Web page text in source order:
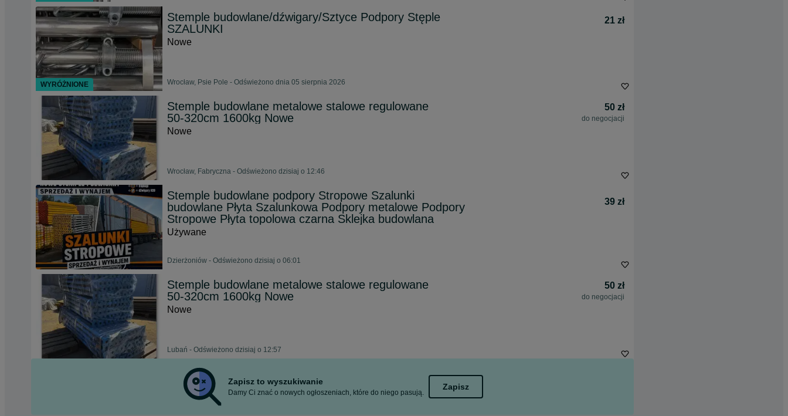
Stemple budowlane/dźwigary/Sztyce Podpory Stęple
SZALUNKI
21 zł
Nowe
Wrocław, Psie Pole - Odświeżono dnia 05 sierpnia 2026
Stemple budowlane metalowe stalowe regulowane
50-320cm 1600kg Nowe
50 zł
do negocjacji
Nowe
Wrocław, Fabryczna - Odświeżono dzisiaj o 12:46
Stemple budowlane podpory Stropowe Szalunki
budowlane Płyta Szalunkowa Podpory metalowe Podpory
Stropowe Płyta topolowa czarna Sklejka budowlana
39 zł
Używane
Dzierżoniów - Odświeżono dzisiaj o 06:01
Stemple budowlane metalowe stalowe regulowane
50-320cm 1600kg Nowe
50 zł
do negocjacji
Nowe
Lubań - Odświeżono dzisiaj o 12:57
Zapisz to wyszukiwanie
Damy Ci znać o nowych ogłoszeniach, które do niego pasują.
Zapisz
WYRÓŻNIONE